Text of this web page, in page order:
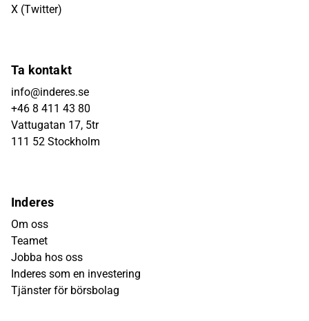
X (Twitter)
Ta kontakt
info@inderes.se
+46 8 411 43 80
Vattugatan 17, 5tr
111 52 Stockholm
Inderes
Om oss
Teamet
Jobba hos oss
Inderes som en investering
Tjänster för börsbolag